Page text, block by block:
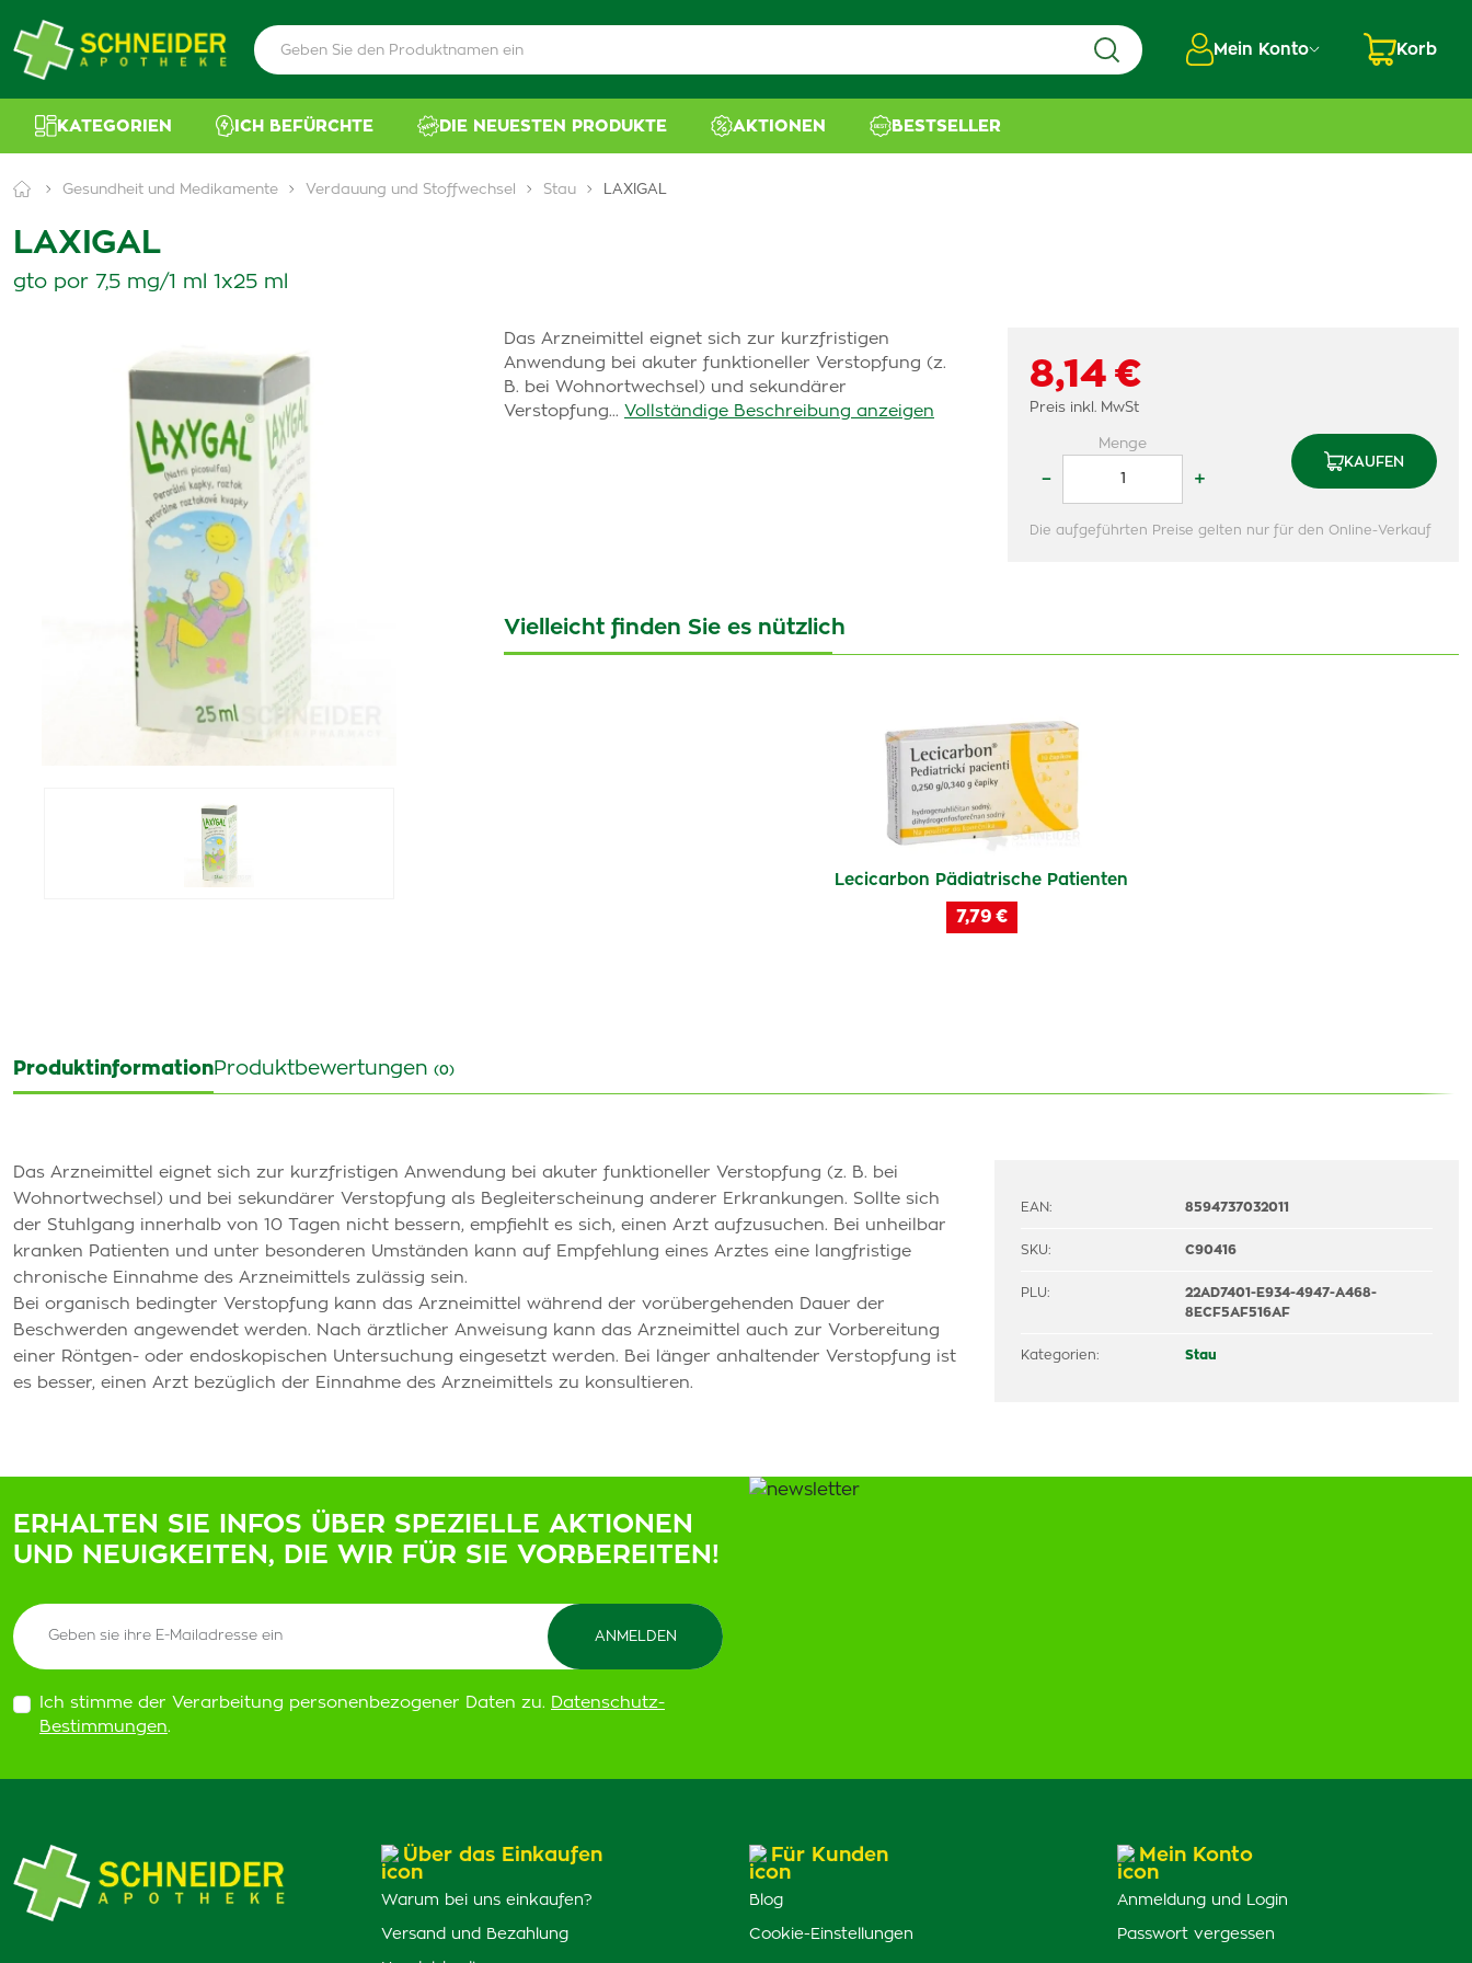
Mein Konto Korb
KATEGORIEN ICH BEFÜRCHTE DIE NEUESTEN PRODUKTE AKTIONEN BESTSELLER
Gesundheit und Medikamente Verdauung und Stoffwechsel Stau LAXIGAL
LAXIGAL
gto por 7,5 mg/1 ml 1x25 ml
Das Arzneimittel eignet sich zur kurzfristigen
Anwendung bei akuter funktioneller Verstopfung (z.
B. bei Wohnortwechsel) und sekundärer
Verstopfung... Vollständige Beschreibung anzeigen
8,14 €
Preis inkl. MwSt
Menge
– +
KAUFEN
Die aufgeführten Preise gelten nur für den Online-Verkauf
Vielleicht finden Sie es nützlich
Lecicarbon Pädiatrische Patienten
7,79 €
ProduktinformationProduktbewertungen (0)
Das Arzneimittel eignet sich zur kurzfristigen Anwendung bei akuter funktioneller Verstopfung (z. B. bei
Wohnortwechsel) und bei sekundärer Verstopfung als Begleiterscheinung anderer Erkrankungen. Sollte sich
der Stuhlgang innerhalb von 10 Tagen nicht bessern, empfiehlt es sich, einen Arzt aufzusuchen. Bei unheilbar
kranken Patienten und unter besonderen Umständen kann auf Empfehlung eines Arztes eine langfristige
chronische Einnahme des Arzneimittels zulässig sein.
Bei organisch bedingter Verstopfung kann das Arzneimittel während der vorübergehenden Dauer der
Beschwerden angewendet werden. Nach ärztlicher Anweisung kann das Arzneimittel auch zur Vorbereitung
einer Röntgen- oder endoskopischen Untersuchung eingesetzt werden. Bei länger anhaltender Verstopfung ist
es besser, einen Arzt bezüglich der Einnahme des Arzneimittels zu konsultieren.
EAN: 8594737032011
SKU: C90416
PLU:
22AD7401-E934-4947-A468-
8ECF5AF516AF
Kategorien: Stau
ERHALTEN SIE INFOS ÜBER SPEZIELLE AKTIONEN
UND NEUIGKEITEN, DIE WIR FÜR SIE VORBEREITEN!
Ich stimme der Verarbeitung personenbezogener Daten zu. Datenschutz-
Bestimmungen.
Über das Einkaufen
Warum bei uns einkaufen?
Versand und Bezahlung
Für Kunden
Blog
Cookie-Einstellungen
Mein Konto
Anmeldung und Login
Passwort vergessen